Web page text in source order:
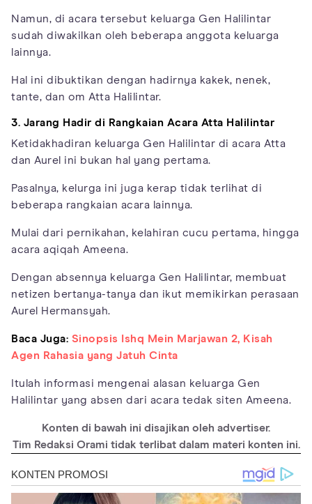
Namun, di acara tersebut keluarga Gen Halilintar
sudah diwakilkan oleh beberapa anggota keluarga
lainnya.
Hal ini dibuktikan dengan hadirnya kakek, nenek,
tante, dan om Atta Halilintar.
3. Jarang Hadir di Rangkaian Acara Atta Halilintar
Ketidakhadiran keluarga Gen Halilintar di acara Atta
dan Aurel ini bukan hal yang pertama.
Pasalnya, kelurga ini juga kerap tidak terlihat di
beberapa rangkaian acara lainnya.
Mulai dari pernikahan, kelahiran cucu pertama, hingga
acara aqiqah Ameena.
Dengan absennya keluarga Gen Halilintar, membuat
netizen bertanya-tanya dan ikut memikirkan perasaan
Aurel Hermansyah.
Baca Juga: Sinopsis Ishq Mein Marjawan 2, Kisah
Agen Rahasia yang Jatuh Cinta
Itulah informasi mengenai alasan keluarga Gen
Halilintar yang absen dari acara tedak siten Ameena.
Konten di bawah ini disajikan oleh advertiser.
Tim Redaksi Orami tidak terlibat dalam materi konten ini.